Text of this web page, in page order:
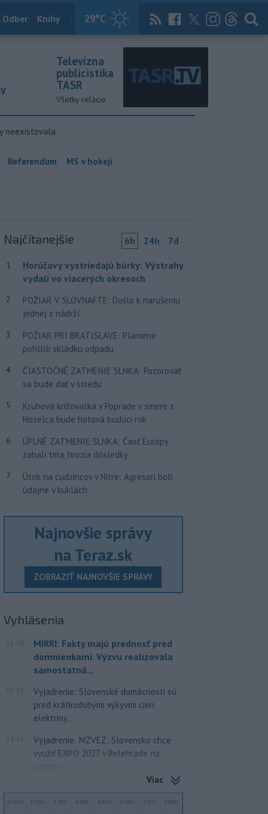
29°C
Odber Knihy Útulkovo Magazín News Now Archív
Televízna
publicistika
TASR
Všetky relácie
neexistovala
Referendum MS v hokeji
Najčítanejšie 6h 24h 7d
1
Horúčavy vystriedajú búrky: Výstrahy
vydali vo viacerých okresoch
2
POŽIAR V SLOVNAFTE: Došlo k narušeniu
jednej z nádrží
3
POŽIAR PRI BRATISLAVE: Plamene
pohltili skládku odpadu
4
ČIASTOČNÉ ZATMENIE SLNKA: Pozorovať
sa bude dať v stredu
5
Kruhová križovatka v Poprade v smere z
Hozelca bude hotová budúci rok
6
ÚPLNÉ ZATMENIE SLNKA: Časť Európy
zahalí tma, hrozia dôsledky
7
Útok na cudzincov v Nitre: Agresori boli
údajne v kuklách
Najnovšie správy
na Teraz.sk
ZOBRAZIŤ NAJNOVŠIE SPRÁVY
Vyhlásenia
15:09
MIRRI: Fakty majú prednosť pred
domnienkami. Výzvu realizovala
samostatná...
07:55
Vyjadrenie: Slovenské domácnosti sú
pred krátkodobými výkyvmi cien
elektriny...
18:12
Vyjadrenie: MZVEZ: Slovensko chce
využiť EXPO 2027 v Belehrade na
podporu...
Viac